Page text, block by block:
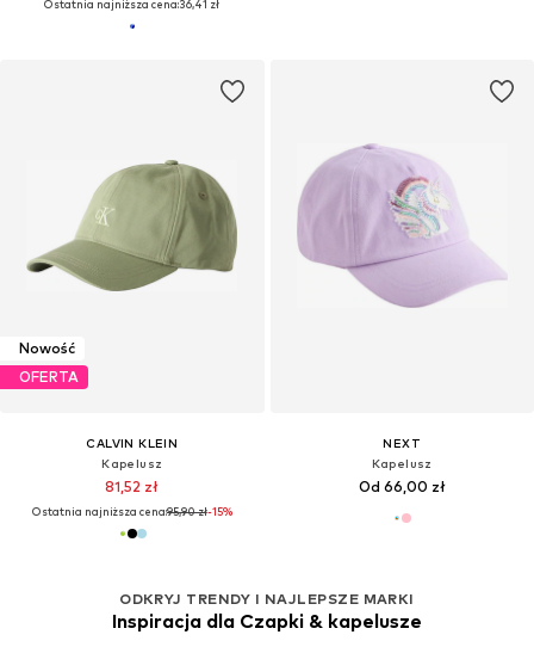
Ostatnia najniższa cena:36,41 zł
Nowość
OFERTA
CALVIN KLEIN
Kapelusz
81,52 zł
Ostatnia najniższa cena:95,90 zł-15%
NEXT
Kapelusz
Od 66,00 zł
ODKRYJ TRENDY I NAJLEPSZE MARKI
Inspiracja dla Czapki & kapelusze